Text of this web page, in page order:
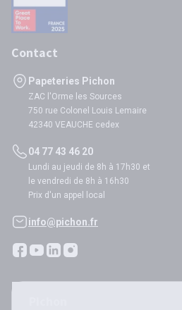
Contact
Papeteries Pichon
ZAC l'Orme les Sources
750 rue Colonel Louis Lemaire
42340 VEAUCHE cedex
04 77 43 46 20
Lundi au jeudi de 8h à 17h30 et
le vendredi de 8h à 16h30
Prix d'un appel local
info@pichon.fr